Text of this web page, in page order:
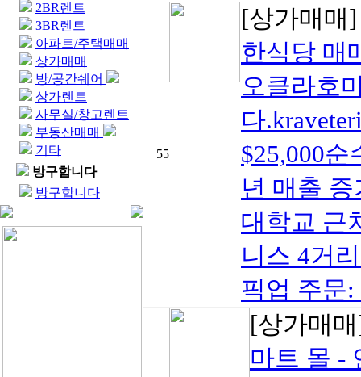
2BR렌트
3BR렌트
아파트/주택매매
상가매매
방/공간쉐어
상가렌트
사무실/창고렌트
부동산매매
기타
방구합니다
방구합니다
55
[상가매
한식당 매
오클라호
다
$25,000순
년 매출
대학교 근
니스 4거
픽업 주문:
[상가매
마트 몰 -